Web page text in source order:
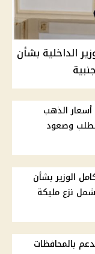
الداخلية بشأن
الذهب
وصعود
الوزير بشأن
نزع مليكة
بالمحافظات